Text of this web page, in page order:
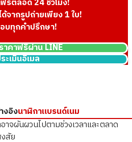
รีตลอด 24 ชั่วโมง!
ด้จากรูปถ่ายเพียง 1 ใบ!
บทุกคำปรึกษา!
าคาฟรีผ่าน LINE
ะเมินอีเมล
งอิงนาฬิกาแบรนด์เนม
จผันผวนไปตามช่วงเวลาและตลาด
สัย